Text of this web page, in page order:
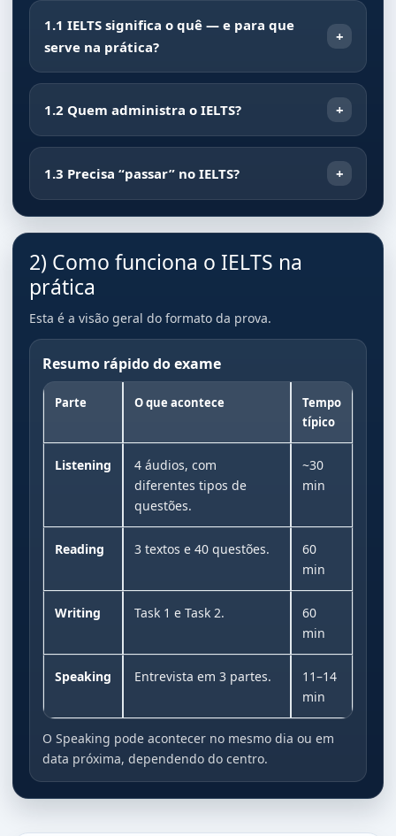
1.1 IELTS significa o quê — e para que
serve na prática?
1.2 Quem administra o IELTS?
1.3 Precisa “passar” no IELTS?
2) Como funciona o IELTS na
prática
Esta é a visão geral do formato da prova.
Resumo rápido do exame
Parte O que acontece
Tempo
típico
Listening
4 áudios, com
diferentes tipos de
questões.
~30
min
Reading 3 textos e 40 questões.
60
min
Writing Task 1 e Task 2.
60
min
Speaking Entrevista em 3 partes.
11–14
min
O Speaking pode acontecer no mesmo dia ou em
data próxima, dependendo do centro.